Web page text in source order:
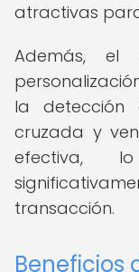
atractivas
Además,
la detección
cruzada y
efectiva,
transacción.
Beneficios